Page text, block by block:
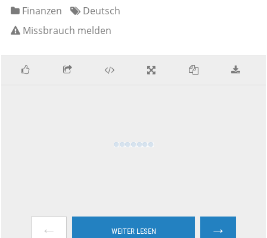
Finanzen
Deutsch
Missbrauch melden
← WEITER LESEN →